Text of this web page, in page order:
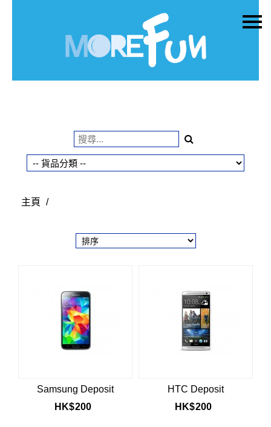
購物車
主頁 /
Samsung Deposit
HK$200
HTC Deposit
HK$200